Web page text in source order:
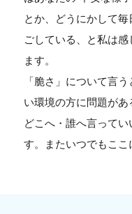
とか、どうにかして
ごしている、と私は
ます。
「脆さ」について言
い環境の方に問題があ
どこへ・誰へ言って
す。またいつでもここ